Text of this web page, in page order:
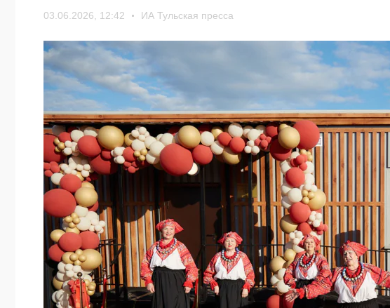
03.06.2026, 12:42 ИА Тульская пресса